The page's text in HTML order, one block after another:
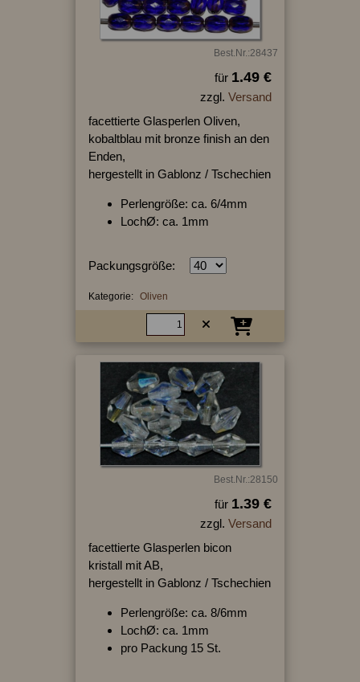
Best.Nr.:28437
für 1.49 €
zzgl. Versand
facettierte Glasperlen Oliven,
kobaltblau mit bronze finish an den
Enden,
hergestellt in Gablonz / Tschechien
Perlengröße: ca. 6/4mm
LochØ: ca. 1mm
Packungsgröße:
Kategorie: Oliven
Best.Nr.:28150
für 1.39 €
zzgl. Versand
facettierte Glasperlen bicon
kristall mit AB,
hergestellt in Gablonz / Tschechien
Perlengröße: ca. 8/6mm
LochØ: ca. 1mm
pro Packung 15 St.